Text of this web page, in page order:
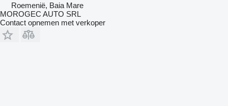
Roemenië, Baia Mare
MOROGEC AUTO SRL
Contact opnemen met verkoper